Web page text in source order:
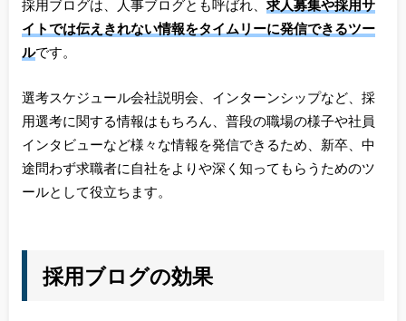
採用ブログは、人事ブログとも呼ばれ、 求人募集や採用サ
イトでは伝えきれない情報をタイムリーに発信できるツー
ルです。
選考スケジュール会社説明会、インターンシップなど、採
用選考に関する情報はもちろん、普段の職場の様子や社員
インタビューなど様々な情報を発信できるため、新卒、中
途問わず求職者に自社をよりや深く知ってもらうためのツ
ールとして役立ちます。
採用ブログの効果